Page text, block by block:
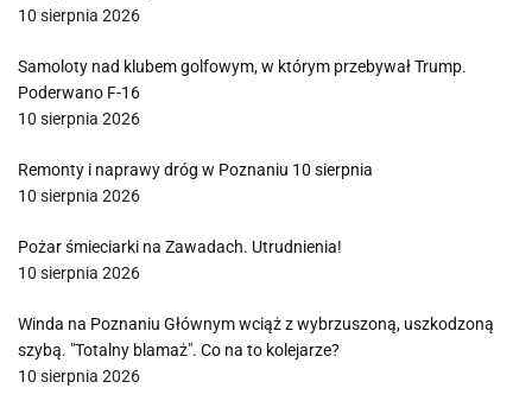
10 sierpnia 2026
Samoloty nad klubem golfowym, w którym przebywał Trump.
Poderwano F-16
10 sierpnia 2026
Remonty i naprawy dróg w Poznaniu 10 sierpnia
10 sierpnia 2026
Pożar śmieciarki na Zawadach. Utrudnienia!
10 sierpnia 2026
Winda na Poznaniu Głównym wciąż z wybrzuszoną, uszkodzoną
szybą. "Totalny blamaż". Co na to kolejarze?
10 sierpnia 2026